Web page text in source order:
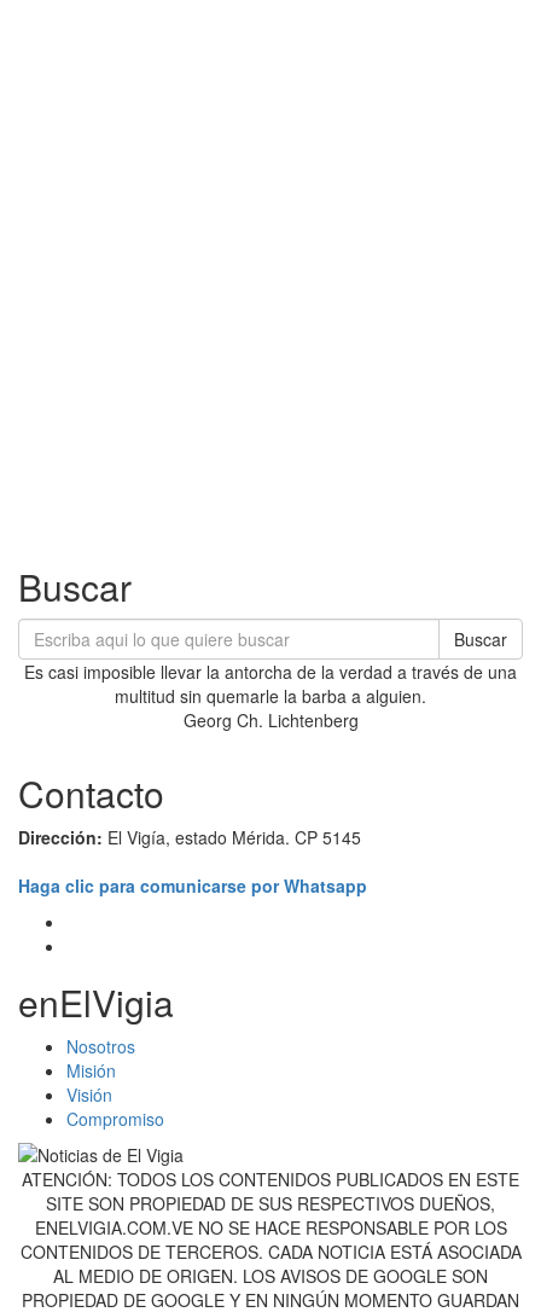
Buscar
Buscar
Es casi imposible llevar la antorcha de la verdad a través de una
multitud sin quemarle la barba a alguien.
Georg Ch. Lichtenberg
Contacto
Dirección: El Vigía, estado Mérida. CP 5145
Haga clic para comunicarse por Whatsapp
enElVigia
Nosotros
Misión
Visión
Compromiso
ATENCIÓN: TODOS LOS CONTENIDOS PUBLICADOS EN ESTE
SITE SON PROPIEDAD DE SUS RESPECTIVOS DUEÑOS,
ENELVIGIA.COM.VE NO SE HACE RESPONSABLE POR LOS
CONTENIDOS DE TERCEROS. CADA NOTICIA ESTÁ ASOCIADA
AL MEDIO DE ORIGEN. LOS AVISOS DE GOOGLE SON
PROPIEDAD DE GOOGLE Y EN NINGÚN MOMENTO GUARDAN